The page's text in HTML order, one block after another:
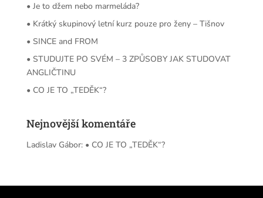
• Je to džem nebo marmeláda?
• Krátký skupinový letní kurz pouze pro ženy – Tišnov
• SINCE and FROM
• STUDUJTE PO SVÉM – 3 ZPŮSOBY JAK STUDOVAT
ANGLIČTINU
• CO JE TO „TEDĚK“?
Nejnovější komentáře
Ladislav Gábor: • CO JE TO „TEDĚK“?